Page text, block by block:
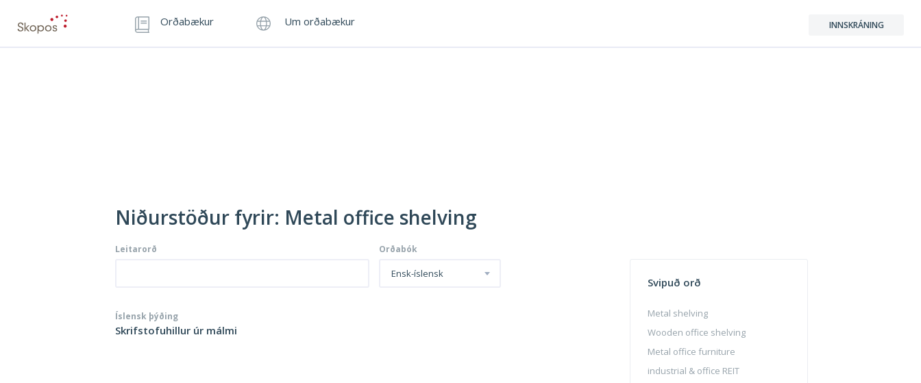
Orðabækur Um orðabækur INNSKRÁNING
Niðurstöður fyrir: Metal office shelving
Leitarorð Orðabók
Ensk-íslensk
Íslensk þýðing
Skrifstofuhillur úr málmi
Svipuð orð
Metal shelving
Wooden office shelving
Metal office furniture
industrial & office REIT